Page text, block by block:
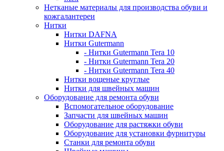
Нетканые материалы для производства обуви и
кожгалантереи
Нитки
Нитки DAFNA
Нитки Gutermann
- Нитки Gutermann Tera 10
- Нитки Gutermann Tera 20
- Нитки Gutermann Tera 40
Нитки вощеные круглые
Нитки для швейных машин
Оборудование для ремонта обуви
Вспомогательное оборудование
Запчасти для швейных машин
Оборудование для растяжки обуви
Оборудование для установки фурнитуры
Станки для ремонта обуви